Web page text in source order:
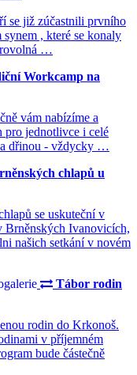
se již zúčastnili prvního
, které se konaly
…
Workcamp na
vám nabízíme a
pro jednotlivce i celé
a dřinou - vždycky …
chlapů u
se uskuteční v
Brněnských Ivanovicích,
našich setkání v novém
Tábor rodin
rodin do Krkonoš.
v příjemném
bude částečně